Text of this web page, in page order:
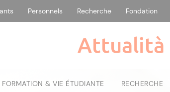
Personnels Recherche Fondation
Attualità |
FORMATION & VIE ÉTUDIANTE RECHERCHE